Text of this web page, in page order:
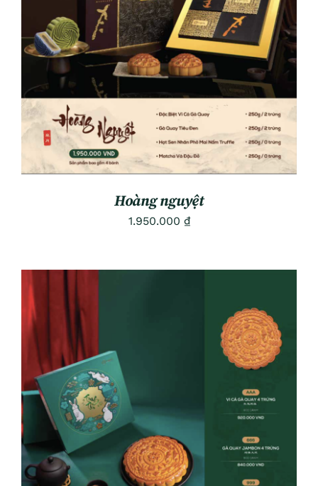
ADD TO CART
/
DETAILS
Hoàng nguyệt
1.950.000 ₫
ADD TO CART
DETAILS